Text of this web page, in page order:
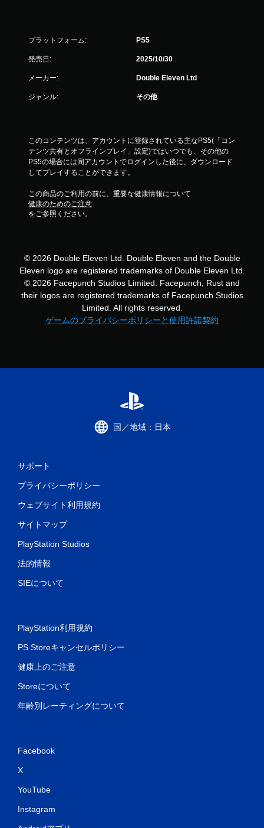
プラットフォーム: PS5
発売日: 2025/10/30
メーカー: Double Eleven Ltd
ジャンル: その他
このコンテンツは、アカウントに登録されている主なPS5(「コン
テンツ共有とオフラインプレイ」設定)ではいつでも、その他の
PS5の場合には同アカウントでログインした後に、ダウンロード
してプレイすることができます。
この商品のご利用の前に、重要な健康情報について
健康のためのご注意
をご参照ください。
© 2026 Double Eleven Ltd. Double Eleven and the Double
Eleven logo are registered trademarks of Double Eleven Ltd.
© 2026 Facepunch Studios Limited. Facepunch, Rust and
their logos are registered trademarks of Facepunch Studios
Limited. All rights reserved.
ゲームのプライバシーポリシーと使用許諾契約
国／地域：日本
サポート
プライバシーポリシー
ウェブサイト利用規約
サイトマップ
PlayStation Studios
法的情報
SIEについて
PlayStation利用規約
PS Storeキャンセルポリシー
健康上のご注意
Storeについて
年齢別レーティングについて
Facebook
X
YouTube
Instagram